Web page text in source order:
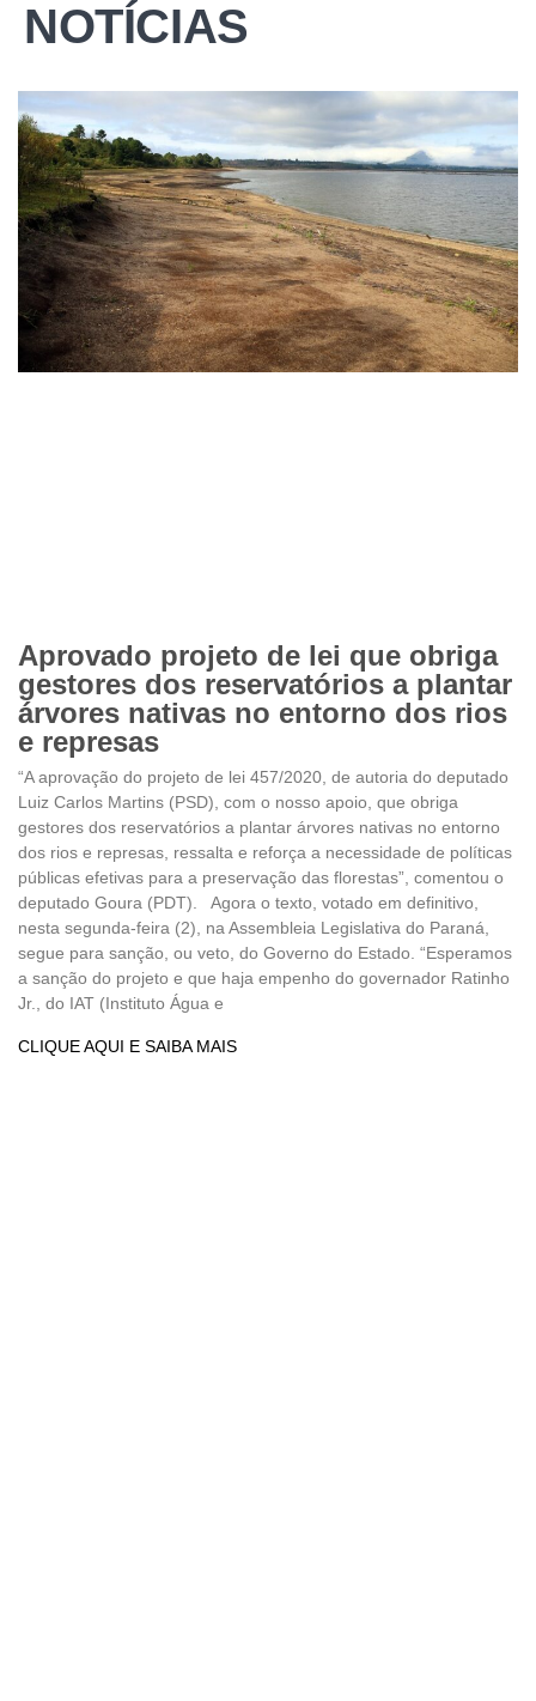
NOTÍCIAS
Aprovado projeto de lei que obriga
gestores dos reservatórios a plantar
árvores nativas no entorno dos rios
e represas
“A aprovação do projeto de lei 457/2020, de autoria do deputado
Luiz Carlos Martins (PSD), com o nosso apoio, que obriga
gestores dos reservatórios a plantar árvores nativas no entorno
dos rios e represas, ressalta e reforça a necessidade de políticas
públicas efetivas para a preservação das florestas”, comentou o
deputado Goura (PDT). Agora o texto, votado em definitivo,
nesta segunda-feira (2), na Assembleia Legislativa do Paraná,
segue para sanção, ou veto, do Governo do Estado. “Esperamos
a sanção do projeto e que haja empenho do governador Ratinho
Jr., do IAT (Instituto Água e
CLIQUE AQUI E SAIBA MAIS